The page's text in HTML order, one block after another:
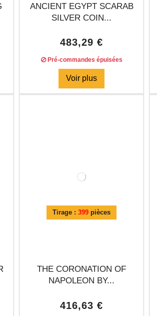
ANCIENT EGYPT SCARAB
SILVER COIN...
483,29 €
Pré-commandes épuisées
Voir plus
Tirage :399 pièces
THE CORONATION OF
NAPOLEON BY...
416,63 €